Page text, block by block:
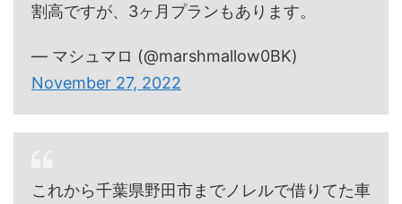
割高ですが、3ヶ月プランもあります。
— マシュマロ (@marshmallow0BK)
November 27, 2022
これから千葉県野田市までノレルで借りてた車